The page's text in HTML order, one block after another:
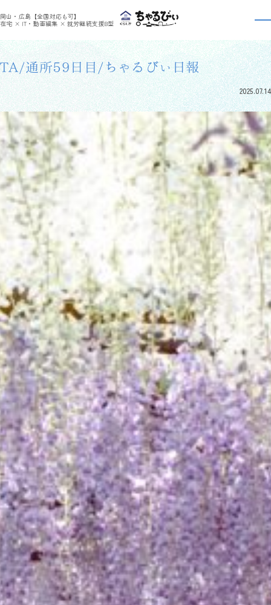
岡山・広島【全国対応も可】
在宅 × IT・動画編集 × 就労継続支援B型
利用者さんの日報 >
利用者さんの日報
TA/通所59日目/ちゃるびぃ日報
2025.07.14